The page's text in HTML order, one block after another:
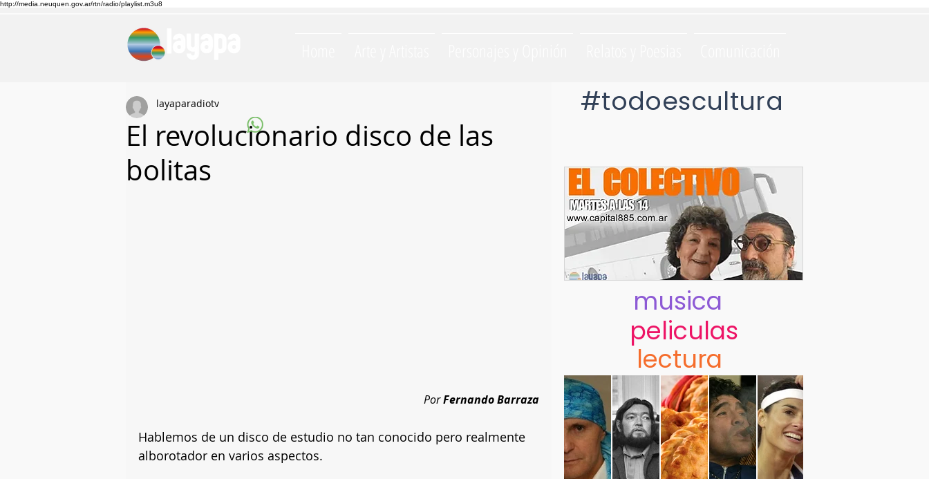
http://media.neuquen.gov.ar/rtn/radio/playlist.m3u8
El revolucionario disco de las
bolitas
layaparadiotv
Por Fernando Barraza
Hablemos de un disco de estudio no tan conocido pero realmente
alborotador en varios aspectos.
#todoescultura
musica
peliculas
lectura